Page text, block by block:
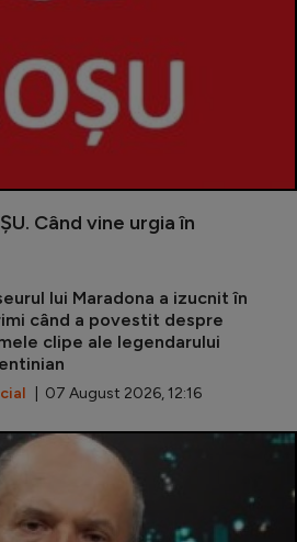
Când vine urgia în
lui Maradona a izucnit în
când a povestit despre
clipe ale legendarului
| 07 August 2026, 12:16